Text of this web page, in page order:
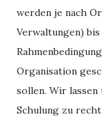
werden je nach
Verwaltungen)
Organisation
sollen. Wir
Schulung zu